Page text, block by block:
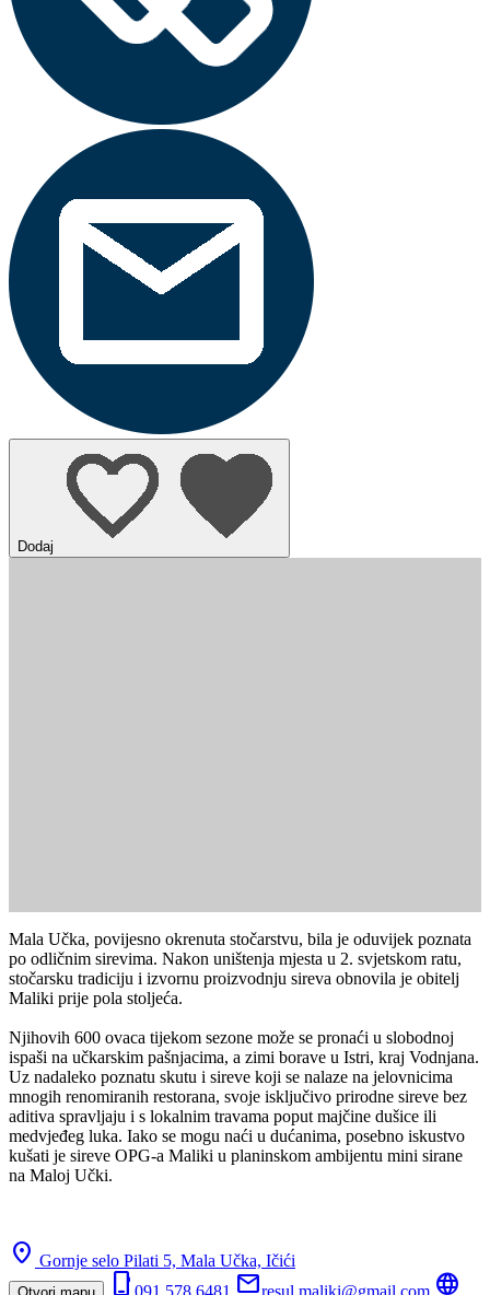
Dodaj
Mala Učka, povijesno okrenuta stočarstvu, bila je oduvijek poznata
po odličnim sirevima. Nakon uništenja mjesta u 2. svjetskom ratu,
stočarsku tradiciju i izvornu proizvodnju sireva obnovila je obitelj
Maliki prije pola stoljeća.
Njihovih 600 ovaca tijekom sezone može se pronaći u slobodnoj
ispaši na učkarskim pašnjacima, a zimi borave u Istri, kraj Vodnjana.
Uz nadaleko poznatu skutu i sireve koji se nalaze na jelovnicima
mnogih renomiranih restorana, svoje isključivo prirodne sireve bez
aditiva spravljaju i s lokalnim travama poput majčine dušice ili
medvjeđeg luka. Iako se mogu naći u dućanima, posebno iskustvo
kušati je sireve OPG-a Maliki u planinskom ambijentu mini sirane
na Maloj Učki.
location_on Gornje selo Pilati 5, Mala Učka, Ičići
phone_iphone 091 578 6481 mailresul.maliki@gmail.com language